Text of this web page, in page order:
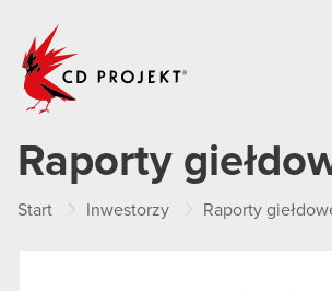
Raporty
Start Inwestorzy Raporty